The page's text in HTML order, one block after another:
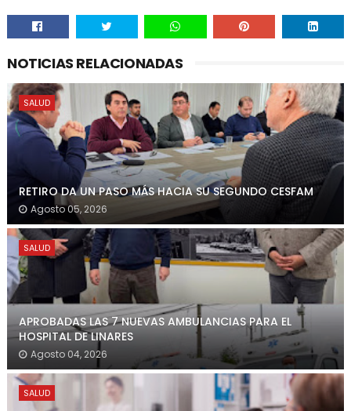
NOTICIAS RELACIONADAS
SALUD
RETIRO DA UN PASO MÁS HACIA SU SEGUNDO CESFAM
Agosto 05, 2026
SALUD
APROBADAS LAS 7 NUEVAS AMBULANCIAS PARA EL
HOSPITAL DE LINARES
Agosto 04, 2026
SALUD